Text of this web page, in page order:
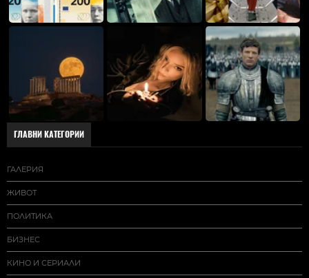
ГЛАВНИ КАТЕГОРИИ
ГАЛЕРИЯ
ЖИВОТ
ПОЛИТИКА
БИЗНЕС
КИНО И СЕРИАЛИ